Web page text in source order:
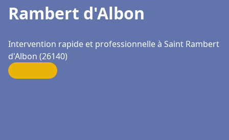
Rambert d'Albon
Intervention rapide et professionnelle à Saint Rambert
d'Albon (26140)